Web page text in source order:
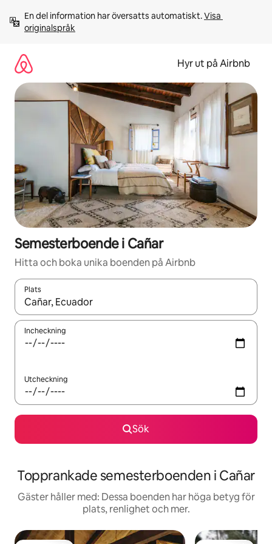
innehåll
En del information har översatts automatiskt. Visa
originalspråk
Hyr ut på Airbnb
Semesterboende i Cañar
Hitta och boka unika boenden på Airbnb
Plats
När resultaten är tillgängliga kan du navigera med upp- och
Incheckning
Utcheckning
Sök
Topprankade semesterboenden i Cañar
Gäster håller med: Dessa boenden har höga betyg för
plats, renlighet och mer.